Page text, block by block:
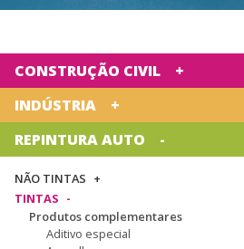
CONSTRUÇÃO CIVIL
INDÚSTRIA
REPINTURA AUTO
NÃO TINTAS
TINTAS
Produtos complementares
Aditivo especial